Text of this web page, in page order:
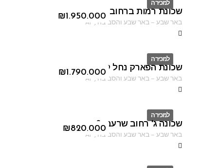
למכירה
ID
₪1.950.000
שכונת רמות ברחוב האנדרטה
באר שבע–באר שבע והסביבה ,
AF
למכירה
ID
₪1.790.000
שכונת הפארק נחל קדרון
באר שבע–באר שבע והסביבה ,
AF
למכירה
ID
₪820.000
שכונה ג' רחוב שרעבי 6
באר שבע–באר שבע והסביבה ,
AF